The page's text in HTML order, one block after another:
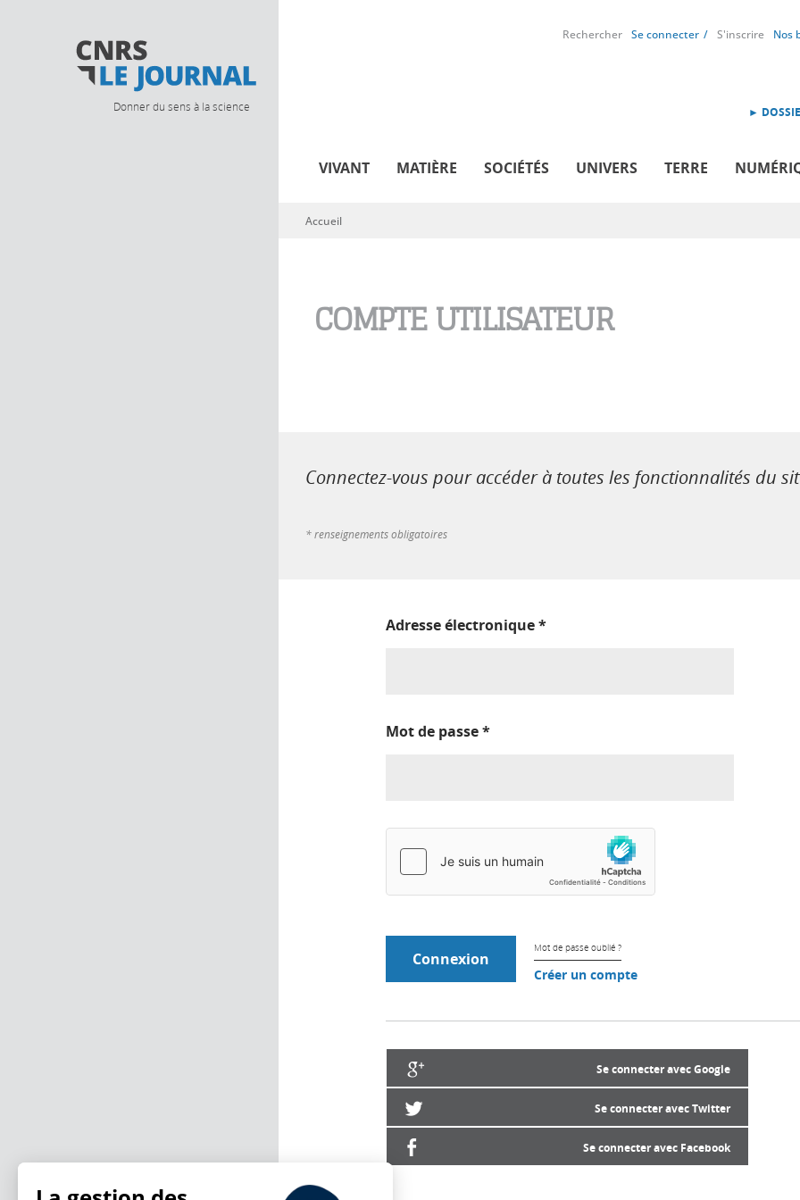
Donner du sens à la science
Rechercher Se connecter S'inscrire Nos
►
VIVANT MATIÈRE SOCIÉTÉS UNIVERS TERRE
Vous êtes ici
Accueil
COMPTE UTILISATEUR
Connectez-vous pour accéder à toutes les fonctionnalités du
* renseignements obligatoires
Adresse électronique*
Mot de passe*
Mot de passe oublié ?
Créer un compte
Se connecter avec Google
Se connecter avec Twitter
Se connecter avec Facebook